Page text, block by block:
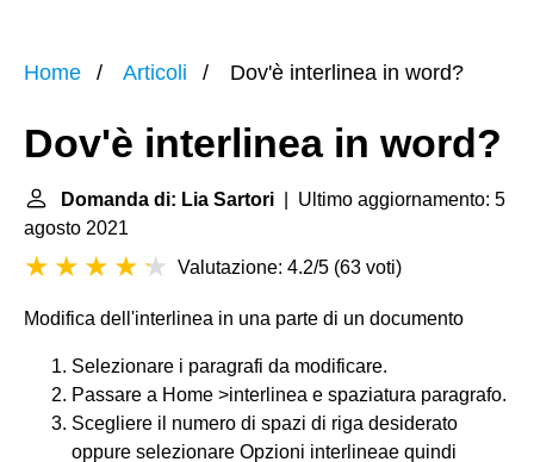
Home Articoli Dov'è interlinea in word?
Dov'è interlinea in word?
Domanda di: Lia Sartori | Ultimo aggiornamento: 5
agosto 2021
Valutazione: 4.2/5 (63 voti)
Modifica dell'interlinea in una parte di un documento
Selezionare i paragrafi da modificare.
Passare a Home >interlinea e spaziatura paragrafo.
Scegliere il numero di spazi di riga desiderato
oppure selezionare Opzioni interlineae quindi